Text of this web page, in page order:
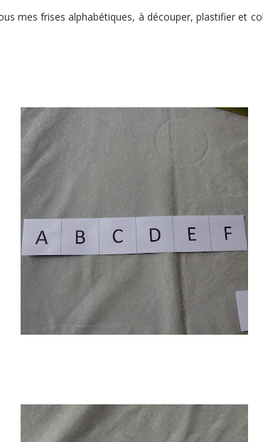
mes frises alphabétiques, à découper, plastifier et